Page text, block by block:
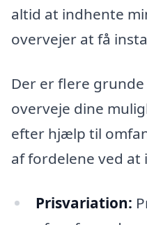
altid at indhente
overvejer at få
Der er flere
overveje dine
efter hjælp til
af fordelene ved
Prisvariation: